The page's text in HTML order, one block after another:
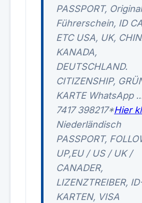
PASSPORT,
Führerschein, ID
ETC USA, UK,
KANADA,
DEUTSCHLAND.
CITIZENSHIP,
KARTE WhatsApp
7417 398217*Hier
Niederländisch
PASSPORT,
UP,EU / US / UK /
CANADER,
LIZENZTREIBER,
KARTEN, VISA